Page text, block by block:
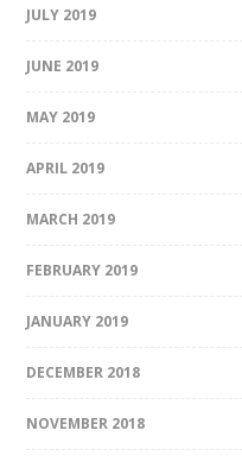
JULY 2019
JUNE 2019
MAY 2019
APRIL 2019
MARCH 2019
FEBRUARY 2019
JANUARY 2019
DECEMBER 2018
NOVEMBER 2018